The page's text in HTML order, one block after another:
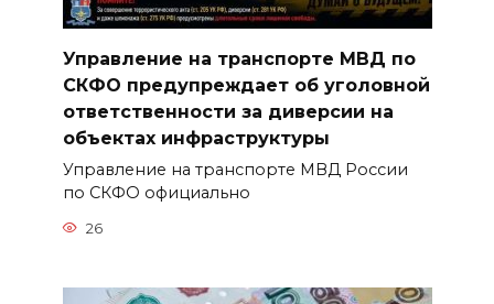
Управление на транспорте МВД по
СКФО предупреждает об уголовной
ответственности за диверсии на
объектах инфраструктуры
Управление на транспорте МВД России
по СКФО официально
26